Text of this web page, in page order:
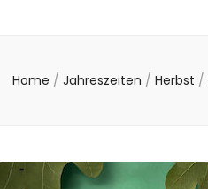
Home / Jahreszeiten / Herbst /